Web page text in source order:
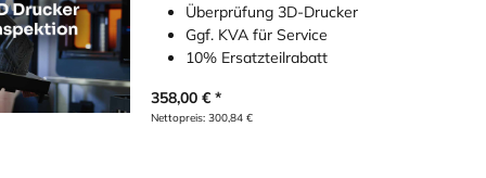
Überprüfung 3D-Drucker
Ggf. KVA für Service
10% Ersatzteilrabatt
358,00 €
Nettopreis:300,84 €